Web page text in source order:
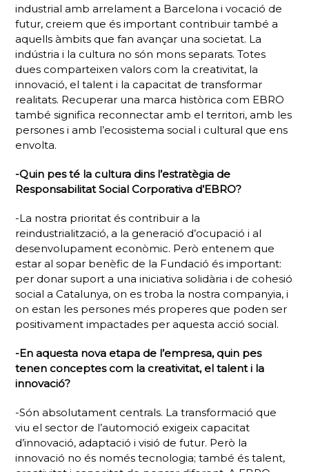
industrial amb arrelament a Barcelona i vocació de
futur, creiem que és important contribuir també a
aquells àmbits que fan avançar una societat. La
indústria i la cultura no són mons separats. Totes
dues comparteixen valors com la creativitat, la
innovació, el talent i la capacitat de transformar
realitats. Recuperar una marca històrica com EBRO
també significa reconnectar amb el territori, amb les
persones i amb l’ecosistema social i cultural que ens
envolta.
-Quin pes té la cultura dins l’estratègia de
Responsabilitat Social Corporativa d’EBRO?
-La nostra prioritat és contribuir a la
reindustrialització, a la generació d’ocupació i al
desenvolupament econòmic. Però entenem que
estar al sopar benèfic de la Fundació és important:
per donar suport a una iniciativa solidària i de cohesió
social a Catalunya, on es troba la nostra companyia, i
on estan les persones més properes que poden ser
positivament impactades per aquesta acció social.
-En aquesta nova etapa de l’empresa, quin pes
tenen conceptes com la creativitat, el talent i la
innovació?
-Són absolutament centrals. La transformació que
viu el sector de l’automoció exigeix capacitat
d’innovació, adaptació i visió de futur. Però la
innovació no és només tecnologia; també és talent,